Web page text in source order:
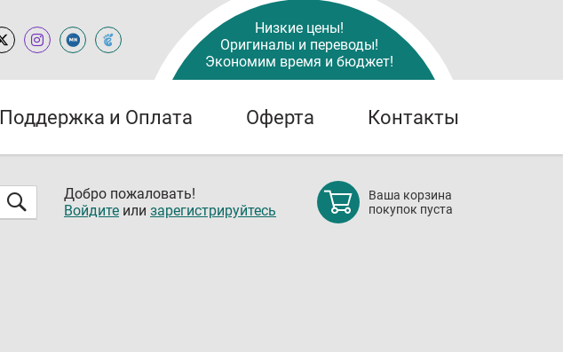
Низкие цены!
Оригиналы и переводы!
Экономим время и бюджет!
Поддержка и Оплата Оферта Контакты
Добро пожаловать!
Войдите или зарегистрируйтесь
Ваша корзина
покупок пуста